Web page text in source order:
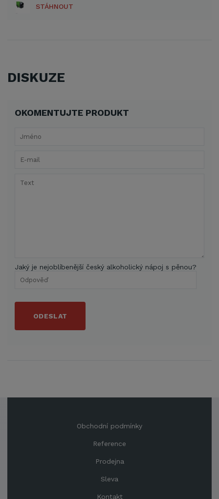
STÁHNOUT
DISKUZE
OKOMENTUJTE PRODUKT
Jaký je nejoblíbenější český alkoholický nápoj s pěnou?
ODESLAT
Obchodní podmínky
Reference
Prodejna
Sleva
Kontakt